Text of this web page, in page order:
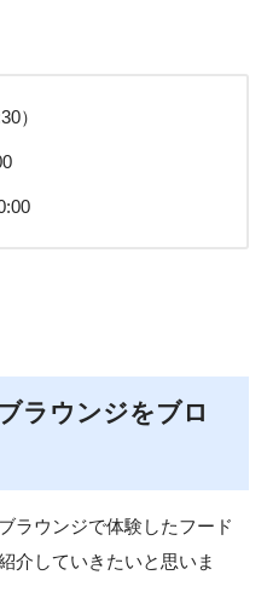
）
ラウンジをブロ
ラウンジで体験したフード
介していきたいと思いま